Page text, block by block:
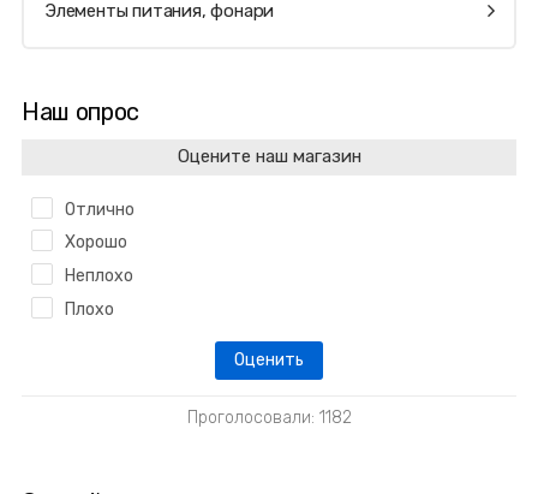
Элементы питания, фонари
Наш опрос
Оцените наш магазин
Отлично
Хорошо
Неплохо
Плохо
Проголосовали: 1182